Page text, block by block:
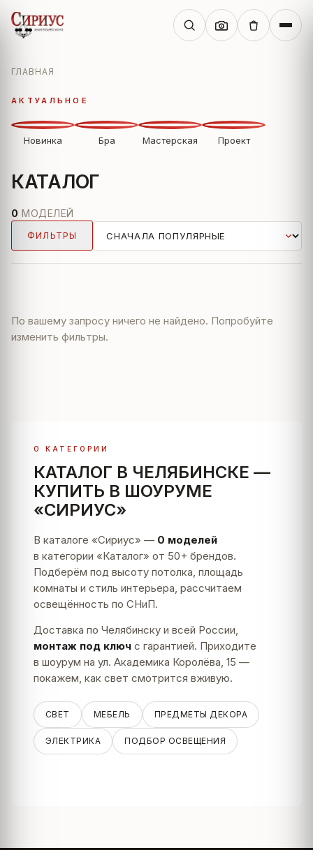
ГЛАВНАЯ
АКТУАЛЬНОЕ
Новинка Бра Мастерская Проект
КАТАЛОГ
0 МОДЕЛЕЙ
ФИЛЬТРЫ
По вашему запросу ничего не найдено. Попробуйте
изменить фильтры.
О КАТЕГОРИИ
КАТАЛОГ В ЧЕЛЯБИНСКЕ —
КУПИТЬ В ШОУРУМЕ
«СИРИУС»
В каталоге «Сириус» — 0 моделей
в категории «Каталог» от 50+ брендов.
Подберём под высоту потолка, площадь
комнаты и стиль интерьера, рассчитаем
освещённость по СНиП.
Доставка по Челябинску и всей России,
монтаж под ключ с гарантией. Приходите
в шоурум на ул. Академика Королёва, 15 —
покажем, как свет смотрится вживую.
СВЕТ МЕБЕЛЬ ПРЕДМЕТЫ ДЕКОРА
ЭЛЕКТРИКА ПОДБОР ОСВЕЩЕНИЯ